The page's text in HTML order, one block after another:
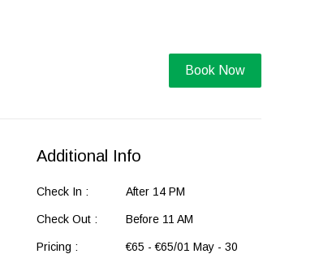
Book Now
Additional Info
Check In : After 14 PM
Check Out : Before 11 AM
Pricing :
€65 - €65/01 May - 30